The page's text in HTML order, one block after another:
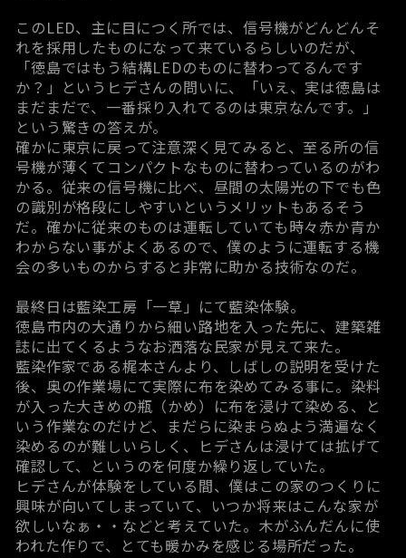
このLED、主に目につく所では、信号機がどんどんそ
れを採用したものになって来ているらしいのだが、
「徳島ではもう結構LEDのものに替わってるんです
か？」というヒデさんの問いに、「いえ、実は徳島は
まだまだで、一番採り入れてるのは東京なんです。」
という驚きの答えが。
確かに東京に戻って注意深く見てみると、至る所の信
号機が薄くてコンパクトなものに替わっているのがわ
かる。従来の信号機に比べ、昼間の太陽光の下でも色
の識別が格段にしやすいというメリットもあるそう
だ。確かに従来のものは運転していても時々赤か青か
わからない事がよくあるので、僕のように運転する機
会の多いものからすると非常に助かる技術なのだ。
最終日は藍染工房「一草」 にて藍染体験。
徳島市内の大通りから細い路地を入った先に、建築雑
誌に出てくるようなお洒落な民家が見えて来た。
藍染作家である梶本さんより、しばしの説明を受けた
後、奥の作業場にて実際に布を染めてみる事に。染料
が入った大きめの瓶（かめ）に布を浸けて染める、と
いう作業なのだけど、まだらに染まらぬよう満遍なく
染めるのが難しいらしく、ヒデさんは浸けては拡げて
確認して、というのを何度か繰り返していた。
ヒデさんが体験をしている間、僕はこの家のつくりに
興味が向いてしまっていて、いつか将来はこんな家が
欲しいなぁ・・などと考えていた。木がふんだんに使
われた作りで、とても暖かみを感じる場所だった。